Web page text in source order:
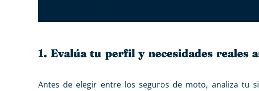
1. Evalúa tu perfil y necesidades reales
Antes de elegir entre los seguros de moto, analiza tu